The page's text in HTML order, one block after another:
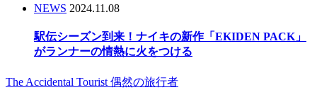
NEWS 2024.11.08
駅伝シーズン到来！ナイキの新作「EKIDEN PACK」
がランナーの情熱に火をつける
The Accidental Tourist 偶然の旅行者